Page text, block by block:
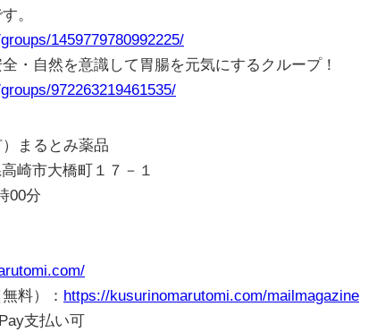
。
1459779780992225/
・自然を意識して胃腸を元気にするクループ！
972263219461535/
まるとみ薬品
崎市大橋町１７－１
00分
料）： https://kusurinomarutomi.com/mailmagazine
支払い可